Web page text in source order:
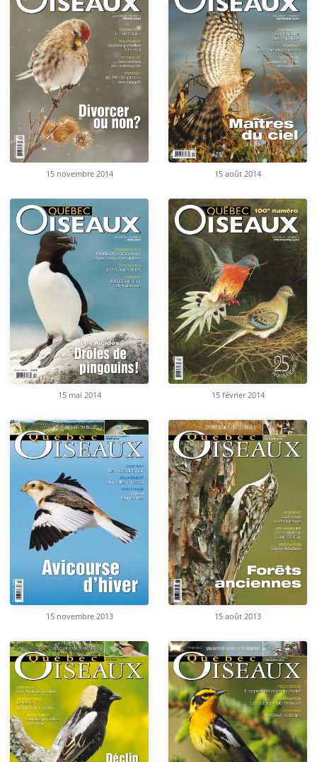
15 novembre 2014 15 août 2014
15 mai 2014 15 février 2014
15 novembre 2013 15 août 2013